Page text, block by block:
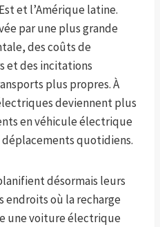
et l’Amérique latine.
par une plus grande
des coûts de
et des incitations
plus propres. À
deviennent plus
en véhicule électrique
quotidiens.
désormais leurs
endroits où la recharge
une voiture électrique